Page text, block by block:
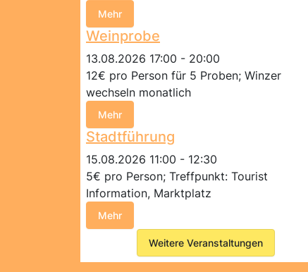
Mehr
Weinprobe
13.08.2026 17:00 - 20:00
12€ pro Person für 5 Proben; Winzer
wechseln monatlich
Mehr
Stadtführung
15.08.2026 11:00 - 12:30
5€ pro Person; Treffpunkt: Tourist
Information, Marktplatz
Mehr
Weitere Veranstaltungen